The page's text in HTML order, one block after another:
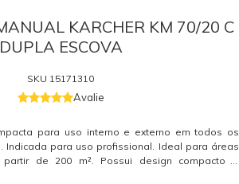
KARCHER KM 70/20 C
DUPLA ESCOVA
SKU 15171310
Avalie
para uso interno e externo em todos os
para uso profissional. Ideal para áreas
de 200 m². Possui design compacto e
e ajuste em três níveis de altura. Escova